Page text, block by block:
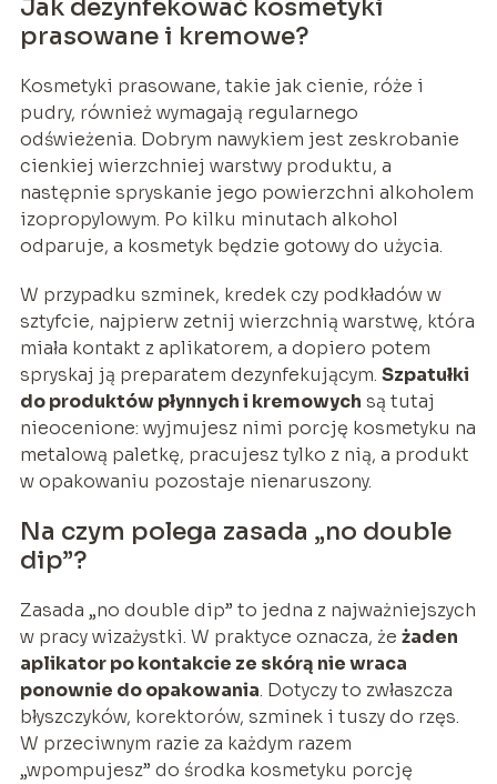
Jak dezynfekować kosmetyki
prasowane i kremowe?
Kosmetyki prasowane, takie jak cienie, róże i
pudry, również wymagają regularnego
odświeżenia. Dobrym nawykiem jest zeskrobanie
cienkiej wierzchniej warstwy produktu, a
następnie spryskanie jego powierzchni alkoholem
izopropylowym. Po kilku minutach alkohol
odparuje, a kosmetyk będzie gotowy do użycia.
W przypadku szminek, kredek czy podkładów w
sztyfcie, najpierw zetnij wierzchnią warstwę, która
miała kontakt z aplikatorem, a dopiero potem
spryskaj ją preparatem dezynfekującym. Szpatułki
do produktów płynnych i kremowych są tutaj
nieocenione: wyjmujesz nimi porcję kosmetyku na
metalową paletkę, pracujesz tylko z nią, a produkt
w opakowaniu pozostaje nienaruszony.
Na czym polega zasada „no double
dip”?
Zasada „no double dip” to jedna z najważniejszych
w pracy wizażystki. W praktyce oznacza, że żaden
aplikator po kontakcie ze skórą nie wraca
ponownie do opakowania. Dotyczy to zwłaszcza
błyszczyków, korektorów, szminek i tuszy do rzęs.
W przeciwnym razie za każdym razem
„wpompujesz” do środka kosmetyku porcję